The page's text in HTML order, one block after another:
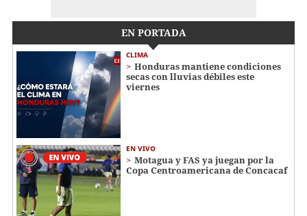
EN PORTADA
CLIMA
Honduras mantiene condiciones
secas con lluvias débiles este
viernes
EN VIVO
Motagua y FAS ya juegan por la
Copa Centroamericana de Concacaf